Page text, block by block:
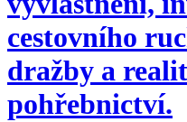
cestovního
dražby a
pohřebnictví.